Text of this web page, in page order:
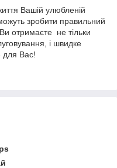
Вашій улюбленій
зробити правильний
отримаєте не тільки
і швидке
для Вас!